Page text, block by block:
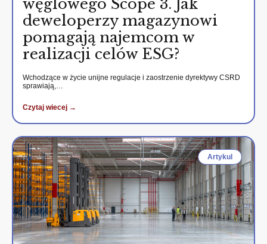
węglowego Scope 3. Jak
deweloperzy magazynowi
pomagają najemcom w
realizacji celów ESG?
Wchodzące w życie unijne regulacje i zaostrzenie dyrektywy CSRD
sprawiają,…
Czytaj wiecej →
Artykul